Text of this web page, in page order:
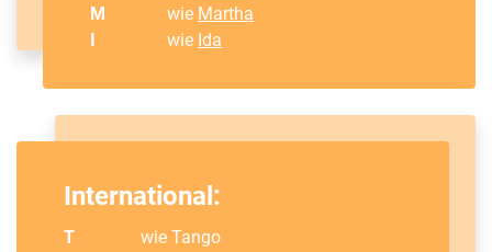
M
wie Martha
wie Ida
International:
T
wie Tango